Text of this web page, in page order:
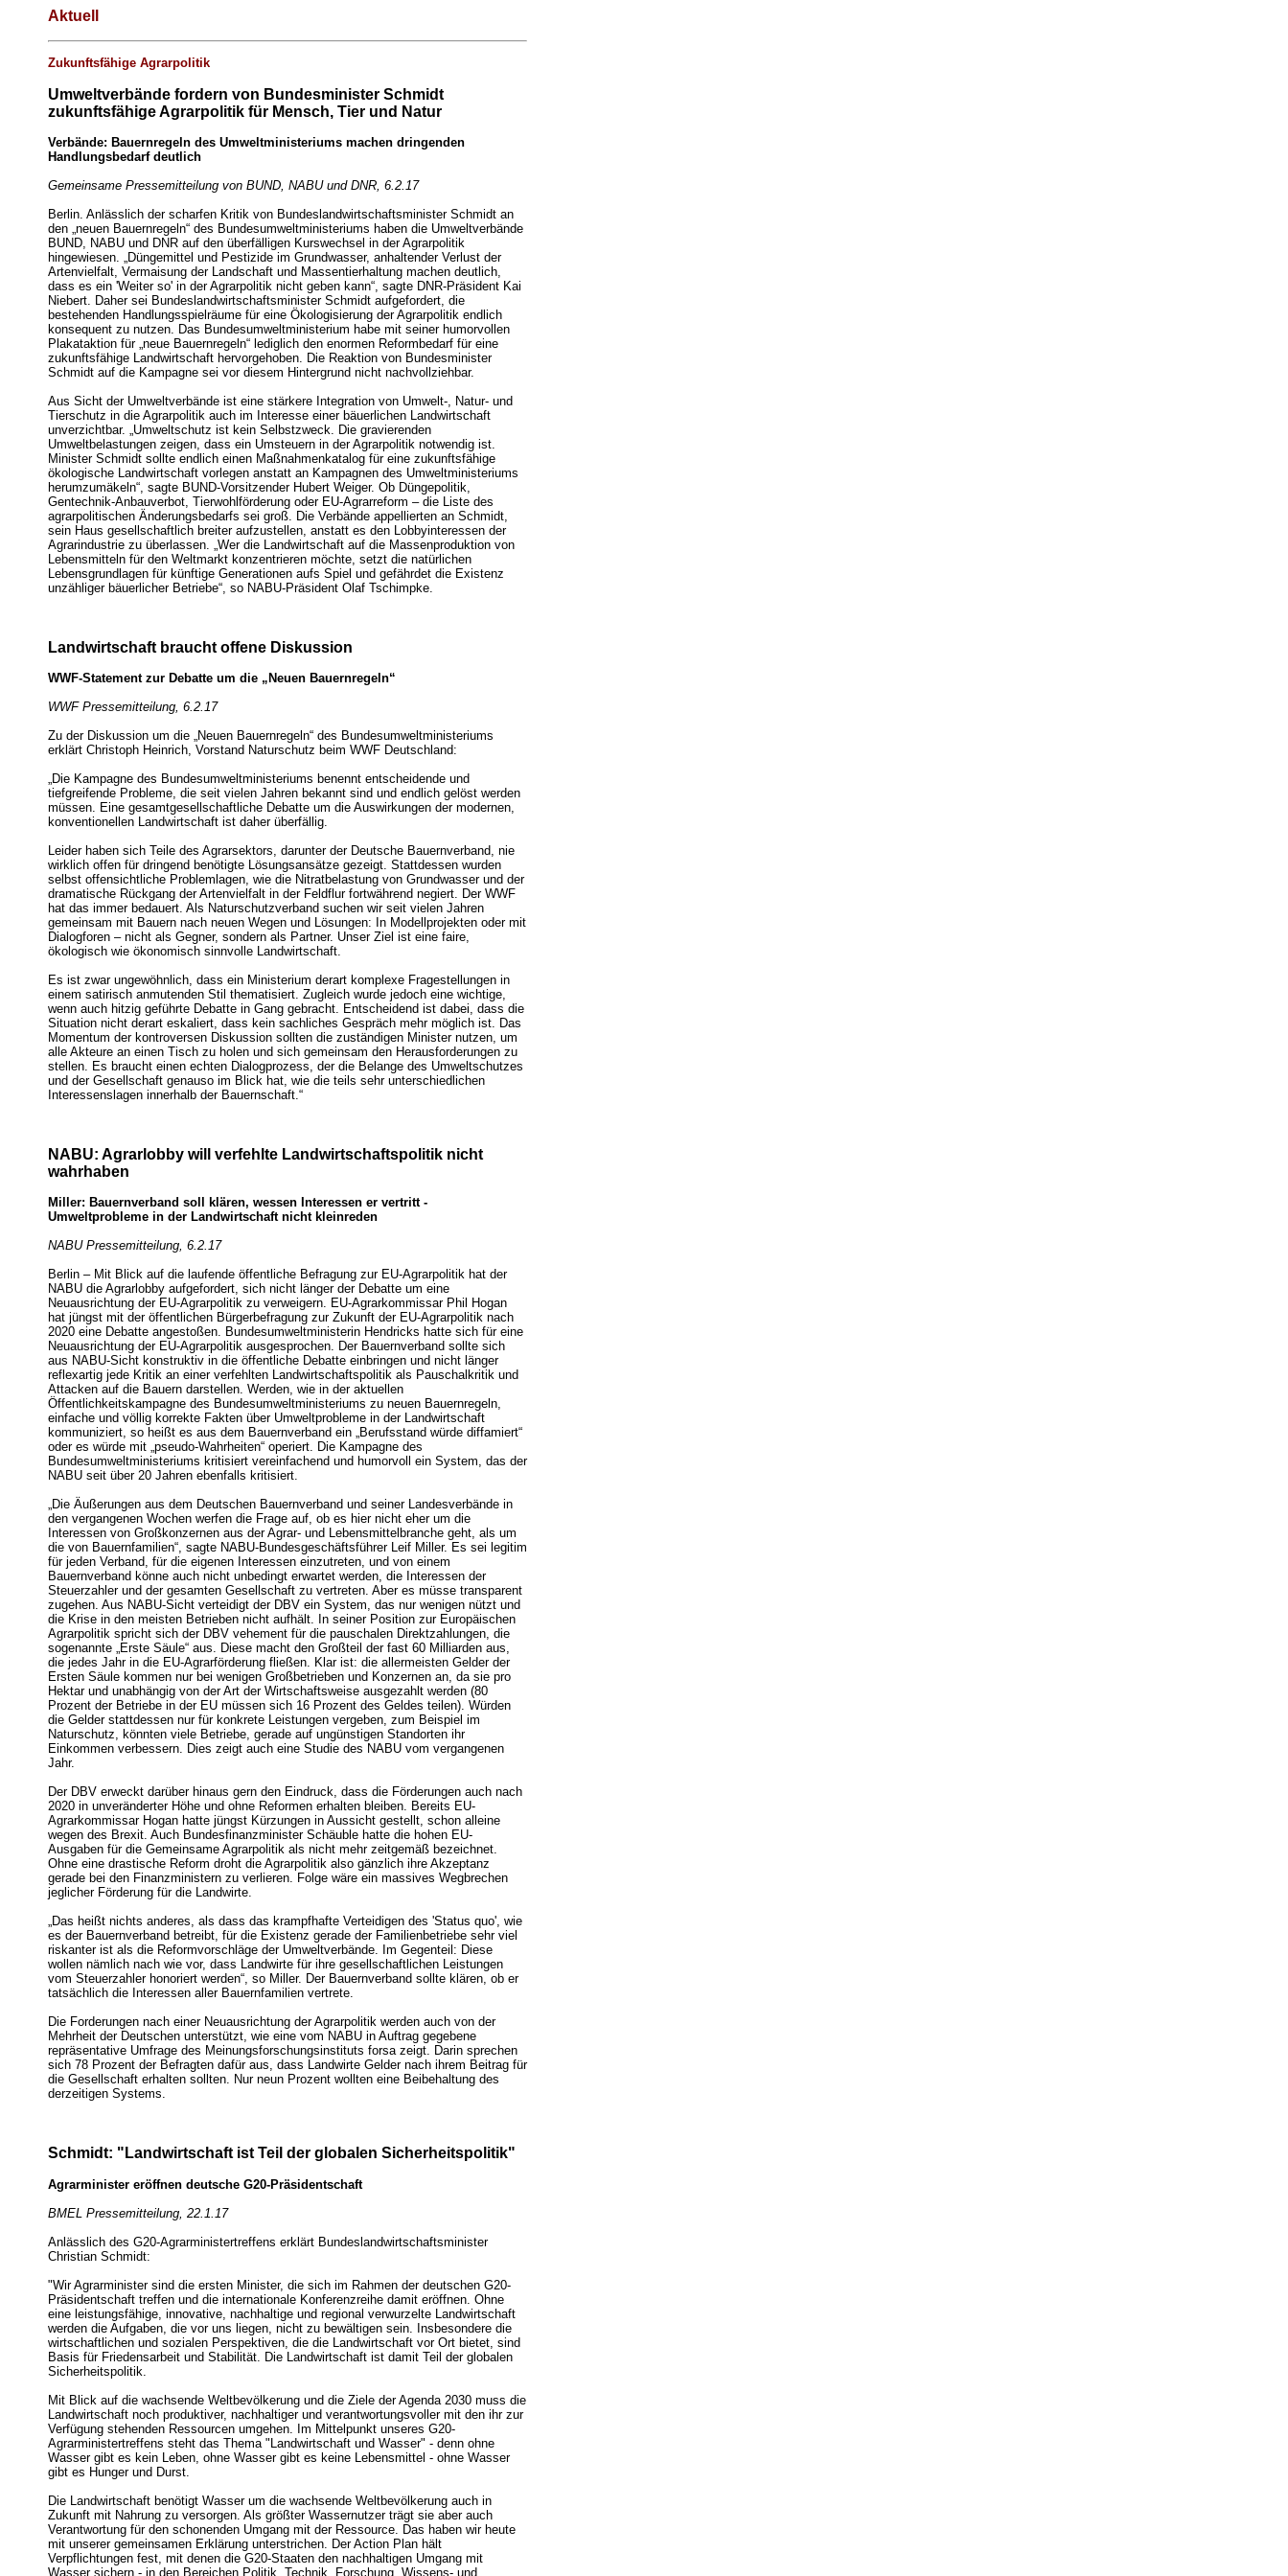
Aktuell
Zukunftsfähige Agrarpolitik
Umweltverbände fordern von Bundesminister Schmidt
zukunftsfähige Agrarpolitik für Mensch, Tier und Natur
Verbände: Bauernregeln des Umweltministeriums machen dringenden
Handlungsbedarf deutlich
Gemeinsame Pressemitteilung von BUND, NABU und DNR, 6.2.17
Berlin. Anlässlich der scharfen Kritik von Bundeslandwirtschaftsminister Schmidt an
den „neuen Bauernregeln“ des Bundesumweltministeriums haben die Umweltverbände
BUND, NABU und DNR auf den überfälligen Kurswechsel in der Agrarpolitik
hingewiesen. „Düngemittel und Pestizide im Grundwasser, anhaltender Verlust der
Artenvielfalt, Vermaisung der Landschaft und Massentierhaltung machen deutlich,
dass es ein 'Weiter so' in der Agrarpolitik nicht geben kann“, sagte DNR-Präsident Kai
Niebert. Daher sei Bundeslandwirtschaftsminister Schmidt aufgefordert, die
bestehenden Handlungsspielräume für eine Ökologisierung der Agrarpolitik endlich
konsequent zu nutzen. Das Bundesumweltministerium habe mit seiner humorvollen
Plakataktion für „neue Bauernregeln“ lediglich den enormen Reformbedarf für eine
zukunftsfähige Landwirtschaft hervorgehoben. Die Reaktion von Bundesminister
Schmidt auf die Kampagne sei vor diesem Hintergrund nicht nachvollziehbar.
Aus Sicht der Umweltverbände ist eine stärkere Integration von Umwelt-, Natur- und
Tierschutz in die Agrarpolitik auch im Interesse einer bäuerlichen Landwirtschaft
unverzichtbar. „Umweltschutz ist kein Selbstzweck. Die gravierenden
Umweltbelastungen zeigen, dass ein Umsteuern in der Agrarpolitik notwendig ist.
Minister Schmidt sollte endlich einen Maßnahmenkatalog für eine zukunftsfähige
ökologische Landwirtschaft vorlegen anstatt an Kampagnen des Umweltministeriums
herumzumäkeln“, sagte BUND-Vorsitzender Hubert Weiger. Ob Düngepolitik,
Gentechnik-Anbauverbot, Tierwohlförderung oder EU-Agrarreform – die Liste des
agrarpolitischen Änderungsbedarfs sei groß. Die Verbände appellierten an Schmidt,
sein Haus gesellschaftlich breiter aufzustellen, anstatt es den Lobbyinteressen der
Agrarindustrie zu überlassen. „Wer die Landwirtschaft auf die Massenproduktion von
Lebensmitteln für den Weltmarkt konzentrieren möchte, setzt die natürlichen
Lebensgrundlagen für künftige Generationen aufs Spiel und gefährdet die Existenz
unzähliger bäuerlicher Betriebe“, so NABU-Präsident Olaf Tschimpke.
Landwirtschaft braucht offene Diskussion
WWF-Statement zur Debatte um die „Neuen Bauernregeln“
WWF Pressemitteilung, 6.2.17
Zu der Diskussion um die „Neuen Bauernregeln“ des Bundesumweltministeriums
erklärt Christoph Heinrich, Vorstand Naturschutz beim WWF Deutschland:
„Die Kampagne des Bundesumweltministeriums benennt entscheidende und
tiefgreifende Probleme, die seit vielen Jahren bekannt sind und endlich gelöst werden
müssen. Eine gesamtgesellschaftliche Debatte um die Auswirkungen der modernen,
konventionellen Landwirtschaft ist daher überfällig.
Leider haben sich Teile des Agrarsektors, darunter der Deutsche Bauernverband, nie
wirklich offen für dringend benötigte Lösungsansätze gezeigt. Stattdessen wurden
selbst offensichtliche Problemlagen, wie die Nitratbelastung von Grundwasser und der
dramatische Rückgang der Artenvielfalt in der Feldflur fortwährend negiert. Der WWF
hat das immer bedauert. Als Naturschutzverband suchen wir seit vielen Jahren
gemeinsam mit Bauern nach neuen Wegen und Lösungen: In Modellprojekten oder mit
Dialogforen – nicht als Gegner, sondern als Partner. Unser Ziel ist eine faire,
ökologisch wie ökonomisch sinnvolle Landwirtschaft.
Es ist zwar ungewöhnlich, dass ein Ministerium derart komplexe Fragestellungen in
einem satirisch anmutenden Stil thematisiert. Zugleich wurde jedoch eine wichtige,
wenn auch hitzig geführte Debatte in Gang gebracht. Entscheidend ist dabei, dass die
Situation nicht derart eskaliert, dass kein sachliches Gespräch mehr möglich ist. Das
Momentum der kontroversen Diskussion sollten die zuständigen Minister nutzen, um
alle Akteure an einen Tisch zu holen und sich gemeinsam den Herausforderungen zu
stellen. Es braucht einen echten Dialogprozess, der die Belange des Umweltschutzes
und der Gesellschaft genauso im Blick hat, wie die teils sehr unterschiedlichen
Interessenslagen innerhalb der Bauernschaft.“
NABU: Agrarlobby will verfehlte Landwirtschaftspolitik nicht
wahrhaben
Miller: Bauernverband soll klären, wessen Interessen er vertritt -
Umweltprobleme in der Landwirtschaft nicht kleinreden
NABU Pressemitteilung, 6.2.17
Berlin – Mit Blick auf die laufende öffentliche Befragung zur EU-Agrarpolitik hat der
NABU die Agrarlobby aufgefordert, sich nicht länger der Debatte um eine
Neuausrichtung der EU-Agrarpolitik zu verweigern. EU-Agrarkommissar Phil Hogan
hat jüngst mit der öffentlichen Bürgerbefragung zur Zukunft der EU-Agrarpolitik nach
2020 eine Debatte angestoßen. Bundesumweltministerin Hendricks hatte sich für eine
Neuausrichtung der EU-Agrarpolitik ausgesprochen. Der Bauernverband sollte sich
aus NABU-Sicht konstruktiv in die öffentliche Debatte einbringen und nicht länger
reflexartig jede Kritik an einer verfehlten Landwirtschaftspolitik als Pauschalkritik und
Attacken auf die Bauern darstellen. Werden, wie in der aktuellen
Öffentlichkeitskampagne des Bundesumweltministeriums zu neuen Bauernregeln,
einfache und völlig korrekte Fakten über Umweltprobleme in der Landwirtschaft
kommuniziert, so heißt es aus dem Bauernverband ein „Berufsstand würde diffamiert“
oder es würde mit „pseudo-Wahrheiten“ operiert. Die Kampagne des
Bundesumweltministeriums kritisiert vereinfachend und humorvoll ein System, das der
NABU seit über 20 Jahren ebenfalls kritisiert.
„Die Äußerungen aus dem Deutschen Bauernverband und seiner Landesverbände in
den vergangenen Wochen werfen die Frage auf, ob es hier nicht eher um die
Interessen von Großkonzernen aus der Agrar- und Lebensmittelbranche geht, als um
die von Bauernfamilien“, sagte NABU-Bundesgeschäftsführer Leif Miller. Es sei legitim
für jeden Verband, für die eigenen Interessen einzutreten, und von einem
Bauernverband könne auch nicht unbedingt erwartet werden, die Interessen der
Steuerzahler und der gesamten Gesellschaft zu vertreten. Aber es müsse transparent
zugehen. Aus NABU-Sicht verteidigt der DBV ein System, das nur wenigen nützt und
die Krise in den meisten Betrieben nicht aufhält. In seiner Position zur Europäischen
Agrarpolitik spricht sich der DBV vehement für die pauschalen Direktzahlungen, die
sogenannte „Erste Säule“ aus. Diese macht den Großteil der fast 60 Milliarden aus,
die jedes Jahr in die EU-Agrarförderung fließen. Klar ist: die allermeisten Gelder der
Ersten Säule kommen nur bei wenigen Großbetrieben und Konzernen an, da sie pro
Hektar und unabhängig von der Art der Wirtschaftsweise ausgezahlt werden (80
Prozent der Betriebe in der EU müssen sich 16 Prozent des Geldes teilen). Würden
die Gelder stattdessen nur für konkrete Leistungen vergeben, zum Beispiel im
Naturschutz, könnten viele Betriebe, gerade auf ungünstigen Standorten ihr
Einkommen verbessern. Dies zeigt auch eine Studie des NABU vom vergangenen
Jahr.
Der DBV erweckt darüber hinaus gern den Eindruck, dass die Förderungen auch nach
2020 in unveränderter Höhe und ohne Reformen erhalten bleiben. Bereits EU-
Agrarkommissar Hogan hatte jüngst Kürzungen in Aussicht gestellt, schon alleine
wegen des Brexit. Auch Bundesfinanzminister Schäuble hatte die hohen EU-
Ausgaben für die Gemeinsame Agrarpolitik als nicht mehr zeitgemäß bezeichnet.
Ohne eine drastische Reform droht die Agrarpolitik also gänzlich ihre Akzeptanz
gerade bei den Finanzministern zu verlieren. Folge wäre ein massives Wegbrechen
jeglicher Förderung für die Landwirte.
„Das heißt nichts anderes, als dass das krampfhafte Verteidigen des 'Status quo', wie
es der Bauernverband betreibt, für die Existenz gerade der Familienbetriebe sehr viel
riskanter ist als die Reformvorschläge der Umweltverbände. Im Gegenteil: Diese
wollen nämlich nach wie vor, dass Landwirte für ihre gesellschaftlichen Leistungen
vom Steuerzahler honoriert werden“, so Miller. Der Bauernverband sollte klären, ob er
tatsächlich die Interessen aller Bauernfamilien vertrete.
Die Forderungen nach einer Neuausrichtung der Agrarpolitik werden auch von der
Mehrheit der Deutschen unterstützt, wie eine vom NABU in Auftrag gegebene
repräsentative Umfrage des Meinungsforschungsinstituts forsa zeigt. Darin sprechen
sich 78 Prozent der Befragten dafür aus, dass Landwirte Gelder nach ihrem Beitrag für
die Gesellschaft erhalten sollten. Nur neun Prozent wollten eine Beibehaltung des
derzeitigen Systems.
Schmidt: "Landwirtschaft ist Teil der globalen Sicherheitspolitik"
Agrarminister eröffnen deutsche G20-Präsidentschaft
BMEL Pressemitteilung, 22.1.17
Anlässlich des G20-Agrarministertreffens erklärt Bundeslandwirtschaftsminister
Christian Schmidt:
"Wir Agrarminister sind die ersten Minister, die sich im Rahmen der deutschen G20-
Präsidentschaft treffen und die internationale Konferenzreihe damit eröffnen. Ohne
eine leistungsfähige, innovative, nachhaltige und regional verwurzelte Landwirtschaft
werden die Aufgaben, die vor uns liegen, nicht zu bewältigen sein. Insbesondere die
wirtschaftlichen und sozialen Perspektiven, die die Landwirtschaft vor Ort bietet, sind
Basis für Friedensarbeit und Stabilität. Die Landwirtschaft ist damit Teil der globalen
Sicherheitspolitik.
Mit Blick auf die wachsende Weltbevölkerung und die Ziele der Agenda 2030 muss die
Landwirtschaft noch produktiver, nachhaltiger und verantwortungsvoller mit den ihr zur
Verfügung stehenden Ressourcen umgehen. Im Mittelpunkt unseres G20-
Agrarministertreffens steht das Thema "Landwirtschaft und Wasser" - denn ohne
Wasser gibt es kein Leben, ohne Wasser gibt es keine Lebensmittel - ohne Wasser
gibt es Hunger und Durst.
Die Landwirtschaft benötigt Wasser um die wachsende Weltbevölkerung auch in
Zukunft mit Nahrung zu versorgen. Als größter Wassernutzer trägt sie aber auch
Verantwortung für den schonenden Umgang mit der Ressource. Das haben wir heute
mit unserer gemeinsamen Erklärung unterstrichen. Der Action Plan hält
Verpflichtungen fest, mit denen die G20-Staaten den nachhaltigen Umgang mit
Wasser sichern - in den Bereichen Politik, Technik, Forschung, Wissens- und